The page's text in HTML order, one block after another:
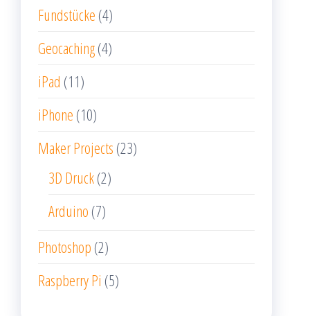
Fundstücke (4)
Geocaching(4)
iPad (11)
iPhone (10)
Maker Projects (23)
3D Druck(2)
Arduino (7)
Photoshop (2)
Raspberry Pi (5)